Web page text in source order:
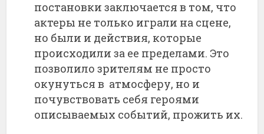
постановки заключается в том, что
актеры не только играли на сцене,
но были и действия, которые
происходили за ее пределами. Это
позволило зрителям не просто
окунуться в атмосферу, но и
почувствовать себя героями
описываемых событий, прожить их.